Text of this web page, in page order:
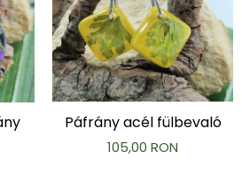
Páfrány acél fülbevaló
105,00 RON